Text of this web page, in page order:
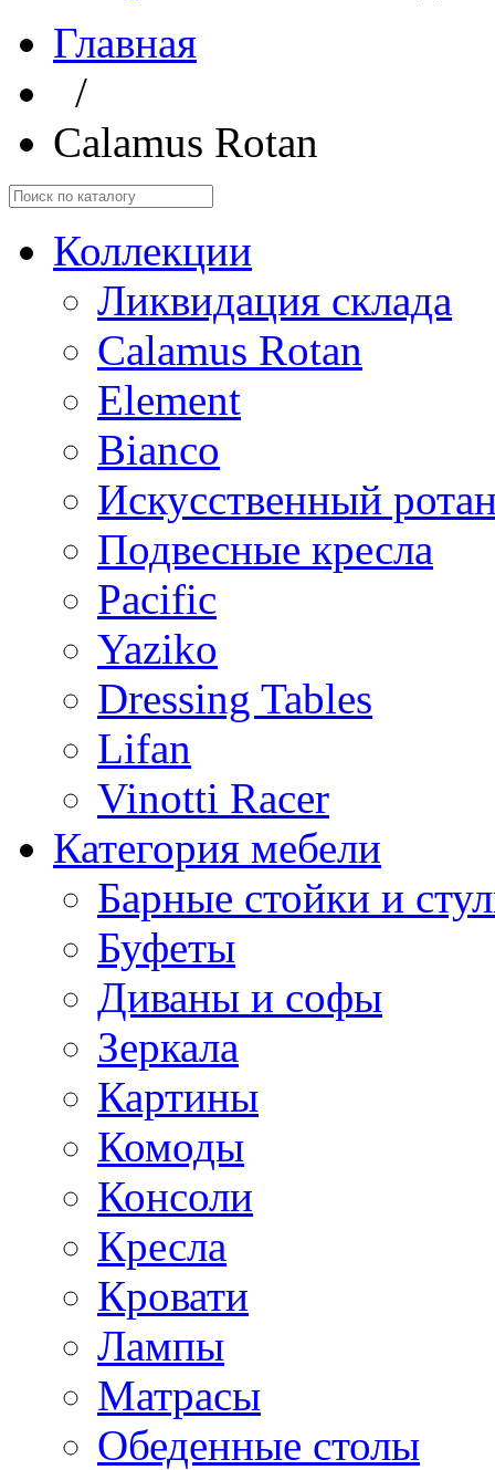
Главная
/
Calamus Rotan
Коллекции
Ликвидация склада
Calamus Rotan
Element
Bianco
Искусственный
Подвесные кресла
Pacific
Yaziko
Dressing Tables
Lifan
Vinotti Racer
Категория мебели
Барные стойки и
Буфеты
Диваны и софы
Зеркала
Картины
Комоды
Консоли
Кресла
Кровати
Лампы
Матрасы
Обеденные столы